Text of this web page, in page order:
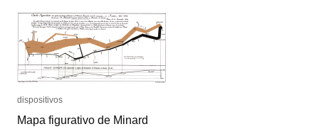
dispositivos
Mapa figurativo de Minard
dispositivos
Mapa figurativo de Minard